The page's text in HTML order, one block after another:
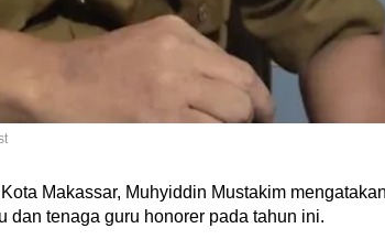
Makassar, Muhyiddin Mustakim
tenaga guru honorer pada tahun ini.